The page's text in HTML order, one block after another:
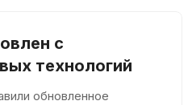
с
технологий
обновленное